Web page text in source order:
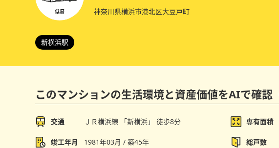
神奈川県横浜市港北区大豆戸町
新横浜駅
このマンションの生活環境と資産価値をAIで確認
交通 ＪＲ横浜線 「新横浜」 徒歩8分 専有面積
竣工年月 1981年03月 / 築45年 総戸数